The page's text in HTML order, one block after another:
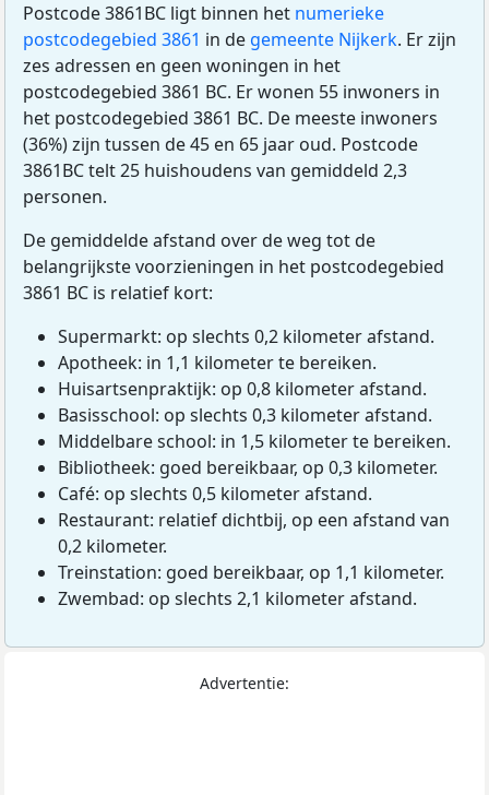
Postcode 3861BC ligt binnen het numerieke
postcodegebied 3861 in de gemeente Nijkerk. Er zijn
zes adressen en geen woningen in het
postcodegebied 3861 BC. Er wonen 55 inwoners in
het postcodegebied 3861 BC. De meeste inwoners
(36%) zijn tussen de 45 en 65 jaar oud. Postcode
3861BC telt 25 huishoudens van gemiddeld 2,3
personen.
De gemiddelde afstand over de weg tot de
belangrijkste voorzieningen in het postcodegebied
3861 BC is relatief kort:
Supermarkt: op slechts 0,2 kilometer afstand.
Apotheek: in 1,1 kilometer te bereiken.
Huisartsenpraktijk: op 0,8 kilometer afstand.
Basisschool: op slechts 0,3 kilometer afstand.
Middelbare school: in 1,5 kilometer te bereiken.
Bibliotheek: goed bereikbaar, op 0,3 kilometer.
Café: op slechts 0,5 kilometer afstand.
Restaurant: relatief dichtbij, op een afstand van
0,2 kilometer.
Treinstation: goed bereikbaar, op 1,1 kilometer.
Zwembad: op slechts 2,1 kilometer afstand.
Advertentie: